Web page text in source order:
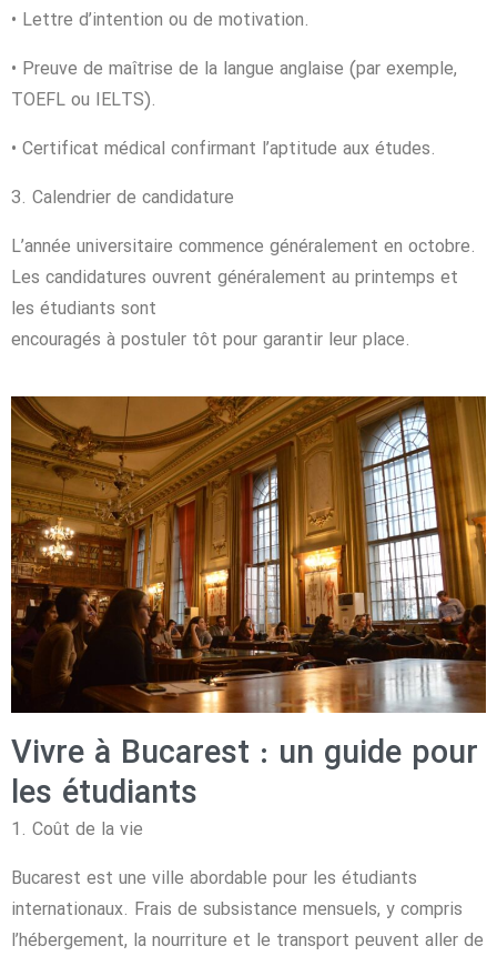
• Lettre d’intention ou de motivation.
• Preuve de maîtrise de la langue anglaise (par exemple,
TOEFL ou IELTS).
• Certificat médical confirmant l’aptitude aux études.
3. Calendrier de candidature
L’année universitaire commence généralement en octobre.
Les candidatures ouvrent généralement au printemps et
les étudiants sont
encouragés à postuler tôt pour garantir leur place.
Vivre à Bucarest : un guide pour
les étudiants
1. Coût de la vie
Bucarest est une ville abordable pour les étudiants
internationaux. Frais de subsistance mensuels, y compris
l’hébergement, la nourriture et le transport peuvent aller de